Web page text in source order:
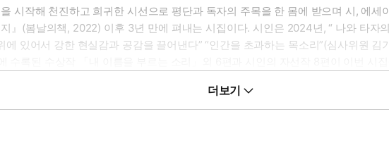
시작해 천진하고 희귀한 시선으로 평단과 독자의 주목을 한 몸에 받으며 시, 에
』(봄날의책, 2022) 이후 3년 만에 펴내는 시집이다. 시인은 2024년, “ 나와 타자
있어서 강한 현실감과 공감을 끌어낸다” “인간을 초과하는 목소리”(심사위원
르러 시인은 자유자재로 주체와 객체의 위치를 옮겨가며 자장을 넓힌다. 탄생에
세상 밖으로 쏟아진다. 인간이기도 비인간이기도 한 존재들은 서로를 비추던 거
더보기